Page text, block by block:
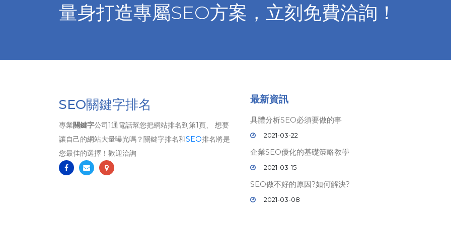
量身打造專屬SEO方案，立刻免費洽詢！
SEO關鍵字排名
專業關鍵字公司1通電話幫您把網站排名到第1頁、 想要
讓自己的網站大量曝光嗎？關鍵字排名和SEO排名將是
您最佳的選擇！歡迎洽詢
最新資訊
具體分析SEO必須要做的事
2021-03-22
企業SEO優化的基礎策略教學
2021-03-15
SEO做不好的原因?如何解決?
2021-03-08